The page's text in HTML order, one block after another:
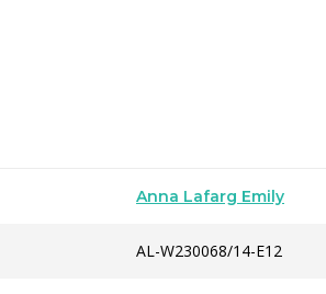
Anna Lafarg Emily
AL-W230068/14-E12